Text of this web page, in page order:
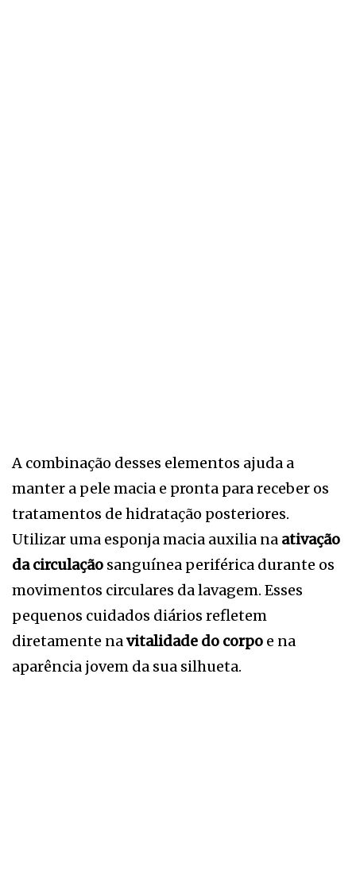
A combinação desses elementos ajuda a
manter a pele macia e pronta para receber os
tratamentos de hidratação posteriores.
Utilizar uma esponja macia auxilia na ativação
da circulação sanguínea periférica durante os
movimentos circulares da lavagem. Esses
pequenos cuidados diários refletem
diretamente navitalidade do corpo e na
aparência jovem da sua silhueta.